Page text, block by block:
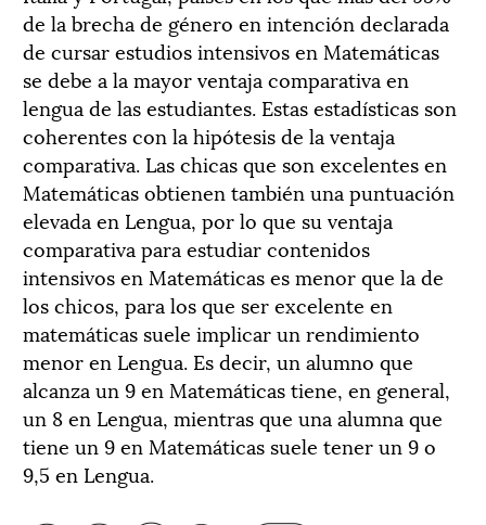
de la brecha de género en intención declarada
de cursar estudios intensivos en Matemáticas
se debe a la mayor ven­taja comparativa en
lengua de las estudiantes. Estas estadísticas son
coherentes con la hipóte­sis de la ventaja
comparativa. Las chicas que son excelentes en
Matemáticas obtienen también una puntuación
elevada en Lengua, por lo que su ventaja
comparativa para estudiar contenidos
intensivos en Matemáticas es menor que la de
los chicos, para los que ser exce­lente en
matemáticas suele implicar un rendimiento
menor en Lengua. Es decir, un alumno que
alcanza un 9 en Matemáticas tiene, en general,
un 8 en Lengua, mientras que una alumna que
tiene un 9 en Matemáticas suele tener un 9 o
9,5 en Lengua.